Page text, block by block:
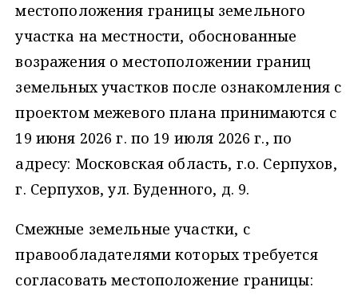
местоположения границы земельного
участка на местности, обоснованные
возражения о местоположении границ
земельных участков после ознакомления с
проектом межевого плана принимаются с
19 июня 2026 г. по 19 июля 2026 г., по
адресу: Московская область, г.о. Серпухов,
г. Серпухов, ул. Буденного, д. 9.
Смежные земельные участки, с
правообладателями которых требуется
согласовать местоположение границы: